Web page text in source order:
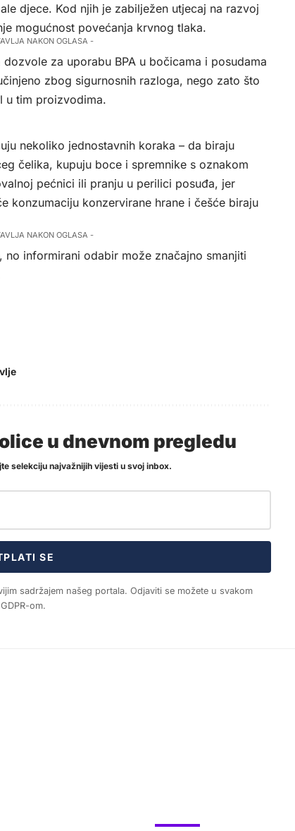
djece. Kod njih je zabilježen utjecaj na razvoj
mogućnost povećanja krvnog tlaka.
NAKON OGLASA -
za uporabu BPA u bočicama i posudama
zbog sigurnosnih razloga, nego zato što
u tim proizvodima.
nekoliko jednostavnih koraka – da biraju
čelika, kupuju boce i spremnike s oznakom
pećnici ili pranju u perilici posuđa, jer
konzumaciju konzervirane hrane i češće biraju
NAKON OGLASA -
informirani odabir može značajno smanjiti
u dnevnom pregledu
selekciju najvažnijih vijesti u svoj inbox.
SE
sadržajem našeg portala. Odjaviti se možete u svakom
om.